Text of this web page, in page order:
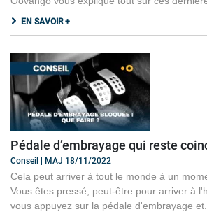
EN SAVOIR +
Pédale d’embrayage qui reste
Conseil | MAJ 18/11/2022
Cela peut arriver à tout le monde à un
Vous êtes pressé, peut-être pour arriver à
vous appuyez sur la pédale d'embrayage